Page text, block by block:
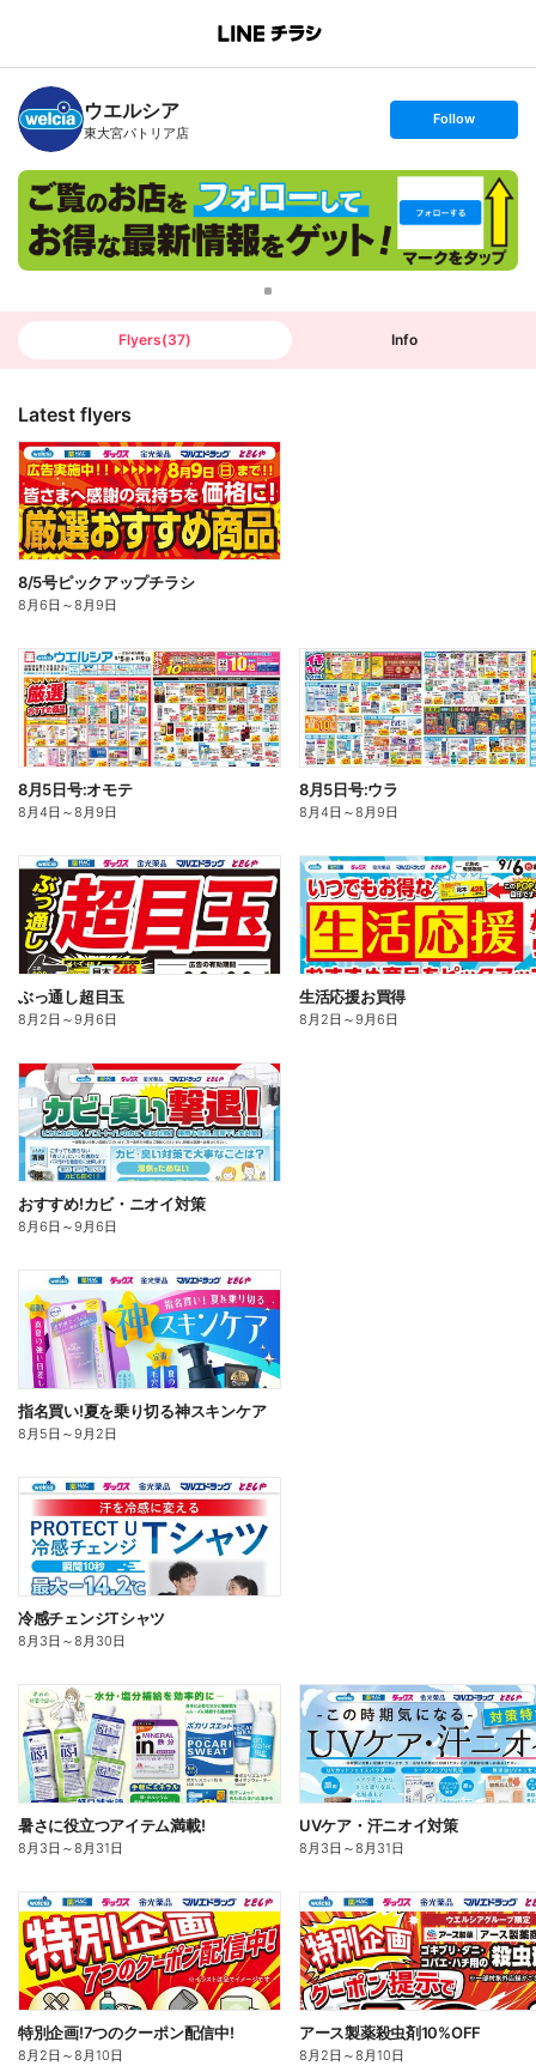
B
n
c
h
T
ウエルシア
東大宮パトリア店
s
t
o
l
o
w
Follow
Flyers(37) Info
Latest flyers
8/5号ピックアップチラシ
8月6日 ～8月9日
8月5日号:オモテ
8月4日 ～8月9日
8月5日号:ウラ
8月4日 ～8月9日
ぶっ通し超目玉
8月2日 ～9月6日
生活応援お買得
8月2日 ～9月6日
おすすめ!カビ・ニオイ対策
8月6日 ～9月6日
指名買い!夏を乗り切る神スキンケア
8月5日 ～9月2日
冷感チェンジTシャツ
8月3日 ～8月30日
暑さに役立つアイテム満載!
8月3日 ～8月31日
UVケア・汗ニオイ対策
8月3日 ～8月31日
特別企画!7つのクーポン配信中!
8月2日 ～8月10日
アース製薬殺虫剤10%OFF
8月2日 ～8月10日